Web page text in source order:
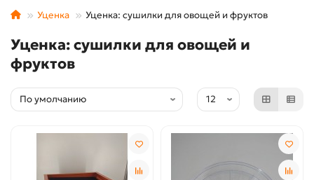
Уценка Уценка: сушилки для овощей и фруктов
Уценка: сушилки для овощей и
фруктов